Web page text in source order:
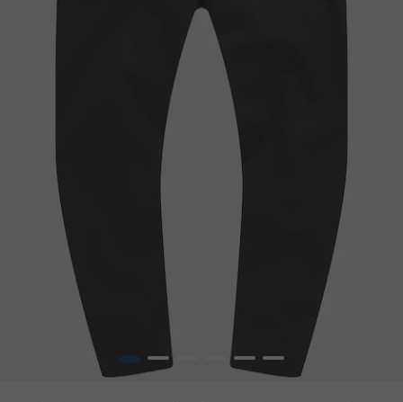
1 2 5 6